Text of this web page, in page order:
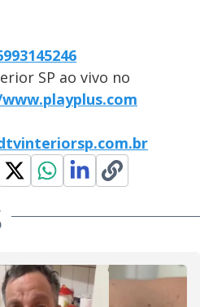
SP ao vivo no